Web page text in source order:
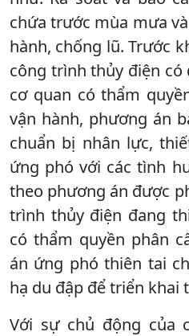
chứa trước mùa mưa
hành, chống lũ. Trước
công trình thủy điện có
cơ quan có thẩm
vận hành, phương án
chuẩn bị nhân lực,
ứng phó với các tình
theo phương án được
trình thủy điện đang
có thẩm quyền phân
án ứng phó thiên tai
hạ du đập để triển khai
Với sự chủ động của